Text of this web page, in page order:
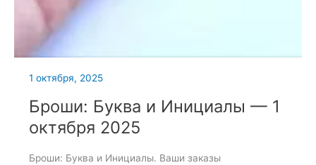
1 октября, 2025
Броши: Буква и Инициалы — 1
октября 2025
Броши: Буква и Инициалы. Ваши заказы